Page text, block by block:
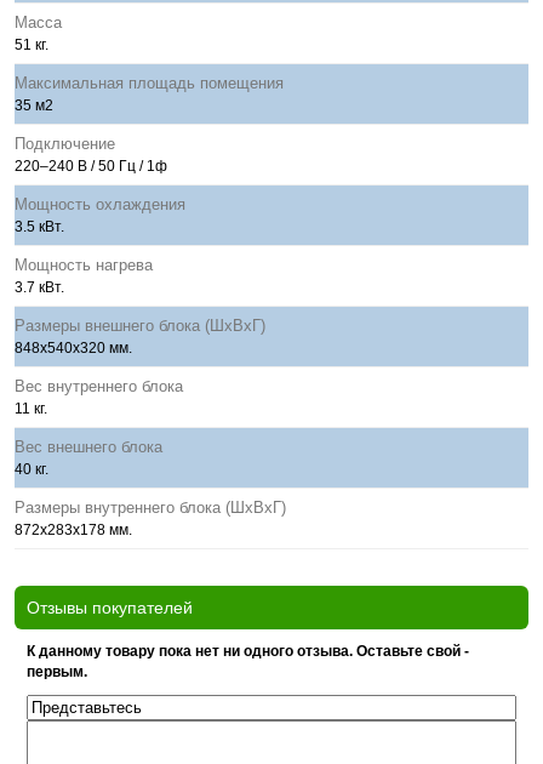
Масса
51 кг.
Максимальная площадь помещения
35 м2
Подключение
220–240 В / 50 Гц / 1ф
Мощность охлаждения
3.5 кВт.
Мощность нагрева
3.7 кВт.
Размеры внешнего блока (ШхВхГ)
848x540x320 мм.
Вес внутреннего блока
11 кг.
Вес внешнего блока
40 кг.
Размеры внутреннего блока (ШхВхГ)
872x283x178 мм.
Отзывы покупателей
К данному товару пока нет ни одного отзыва. Оставьте свой -
первым.